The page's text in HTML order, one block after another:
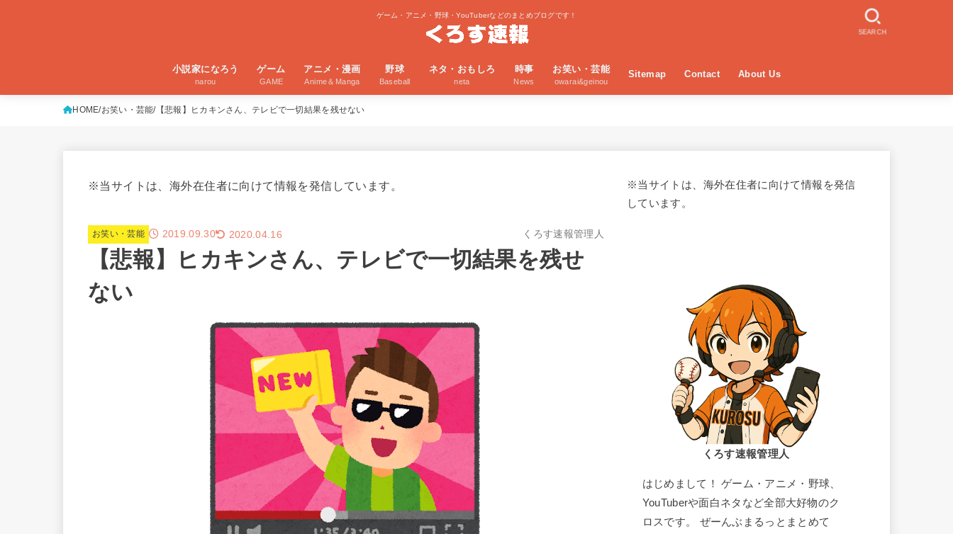
ゲーム・アニメ・野球・YouTuberなどのまとめブログです！
小説家になろう
narou
ゲーム
GAME
アニメ・漫画
Anime＆Manga
野球
Baseball
ネタ・おもしろ
neta
時事
News
お笑い・芸能
owarai&geinou
Sitemap Contact About Us
SEARCH
HOME お笑い・芸能 【悲報】ヒカキンさん、テレビで一切結果を残せない
※当サイトは、海外在住者に向けて情報を発信しています。
お笑い・芸能 2019.09.30 2020.04.16 くろす速報管理人
【悲報】ヒカキンさん、テレビで一切結果を残せ
ない
※当サイトは、海外在住者に向けて情報を発信
しています。
くろす速報管理人
はじめまして！ ゲーム・アニメ・野球、
YouTuberや面白ネタなど全部大好物のク
ロスです。 ぜーんぶまるっとまとめて